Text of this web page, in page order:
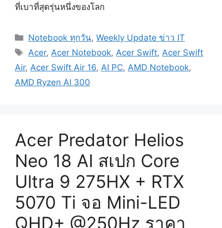
ที่เบาที่สุดรุ่นหนึ่งของโลก
Categories
Notebook ทุกวัน,Weekly Update ข่าว IT
Tags
Acer, Acer Notebook, Acer Swift, Acer Swift
Air, Acer Swift Air 16, AI PC, AMD Notebook,
AMD Ryzen AI 300
Acer Predator Helios
Neo 18 AI สเปก Core
Ultra 9 275HX + RTX
5070 Ti จอ Mini-LED
QHD+ @250Hz ราคา